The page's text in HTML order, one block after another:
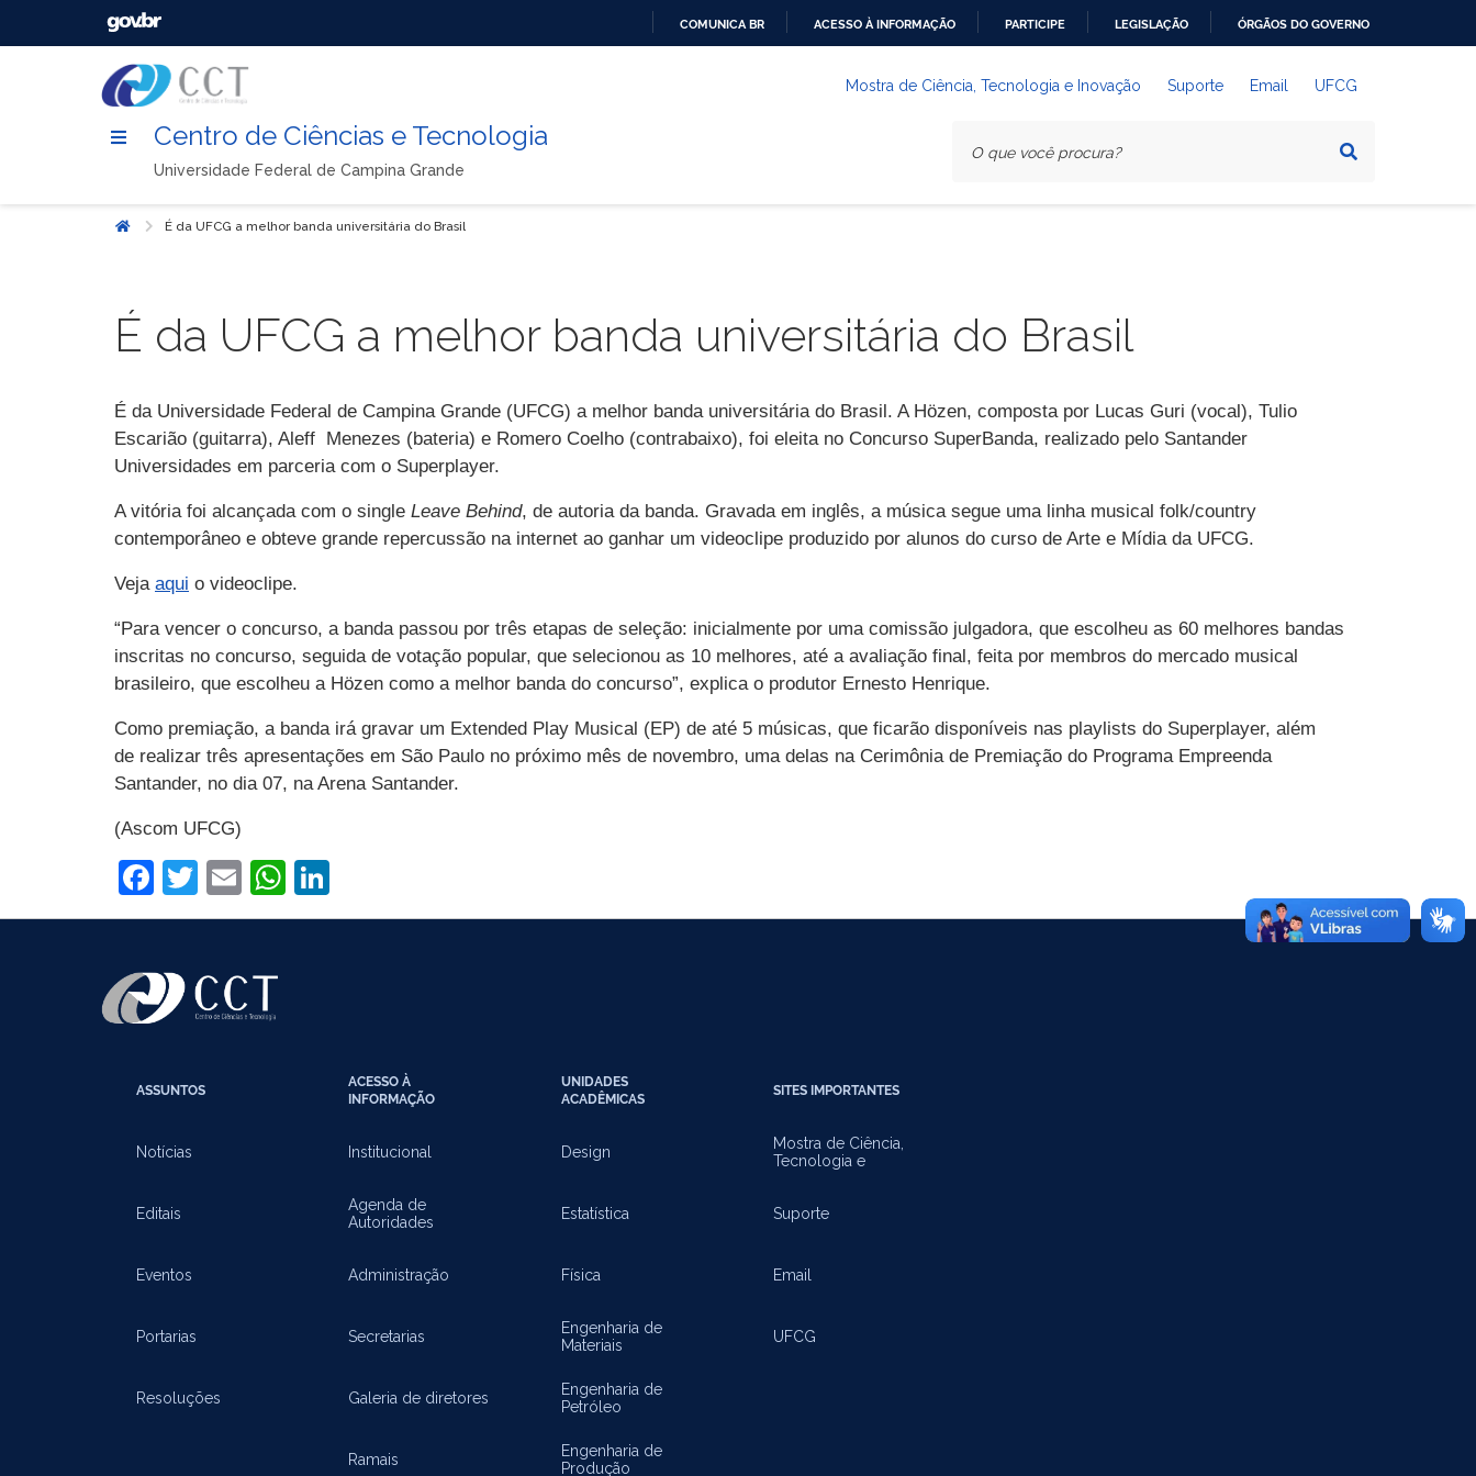
COMUNICA BR ACESSO À INFORMAÇÃO PARTICIPE LEGISLAÇÃO ÓRGÃOS DO GOVERNO
Mostra de Ciência, Tecnologia e Inovação Suporte Email UFCG
Centro de Ciências e Tecnologia
Universidade Federal de Campina Grande
Início É da UFCG a melhor banda universitária do Brasil
É da UFCG a melhor banda universitária do Brasil
É da Universidade Federal de Campina Grande (UFCG) a melhor banda universitária do Brasil. A Hözen, composta por Lucas Guri (vocal), Tulio
Escarião (guitarra), Aleff Menezes (bateria) e Romero Coelho (contrabaixo), foi eleita no Concurso SuperBanda, realizado pelo Santander
Universidades em parceria com o Superplayer.
A vitória foi alcançada com o single Leave Behind, de autoria da banda. Gravada em inglês, a música segue uma linha musical folk/country
contemporâneo e obteve grande repercussão na internet ao ganhar um videoclipe produzido por alunos do curso de Arte e Mídia da UFCG.
Veja aqui o videoclipe.
“Para vencer o concurso, a banda passou por três etapas de seleção: inicialmente por uma comissão julgadora, que escolheu as 60 melhores bandas
inscritas no concurso, seguida de votação popular, que selecionou as 10 melhores, até a avaliação final, feita por membros do mercado musical
brasileiro, que escolheu a Hözen como a melhor banda do concurso”, explica o produtor Ernesto Henrique.
Como premiação, a banda irá gravar um Extended Play Musical (EP) de até 5 músicas, que ficarão disponíveis nas playlists do Superplayer, além
de realizar três apresentações em São Paulo no próximo mês de novembro, uma delas na Cerimônia de Premiação do Programa Empreenda
Santander, no dia 07, na Arena Santander.
(Ascom UFCG)
Facebook
Twitter
EmailWhatsApp
ASSUNTOS
Notícias
Editais
Eventos
Portarias
Resoluções
ACESSO À
INFORMAÇÃO
Institucional
Agenda de
Autoridades
Administração
Secretarias
Galeria de diretores
Ramais
UNIDADES
ACADÊMICAS
Design
Estatística
Física
Engenharia de
Materiais
Engenharia de
Petróleo
Engenharia de
Produção
SITES IMPORTANTES
Mostra de Ciência,
Tecnologia e
Suporte
Email
UFCG